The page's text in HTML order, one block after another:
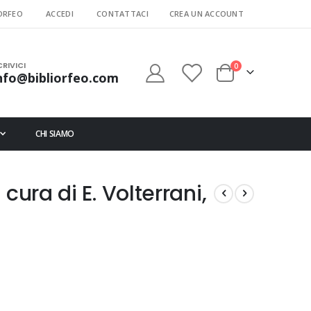
ACCEDI CONTATTACI CREA UN ACCOUNT
Cart
0elementi
CHI SIAMO
di E. Volterrani,